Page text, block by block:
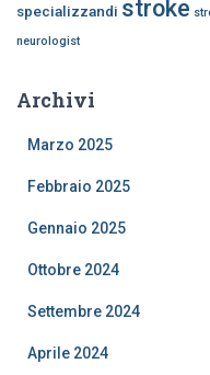
specializzandi stroke
neurologist
Archivi
Marzo 2025
Febbraio 2025
Gennaio 2025
Ottobre 2024
Settembre 2024
Aprile 2024